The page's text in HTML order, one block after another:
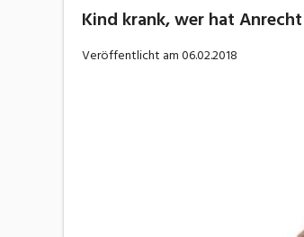
Kind krank, wer hat
Veröffentlicht am06.02.2018